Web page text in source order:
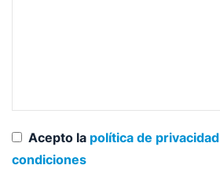
Acepto la política de privacidad
condiciones